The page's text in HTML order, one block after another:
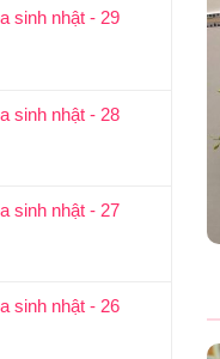
sinh nhật - 29
sinh nhật - 28
sinh nhật - 27
sinh nhật - 26